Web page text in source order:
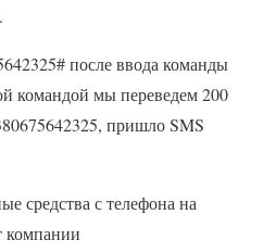
после ввода команды
командой мы переведем 200
пришло SMS
средства с телефона на
компании